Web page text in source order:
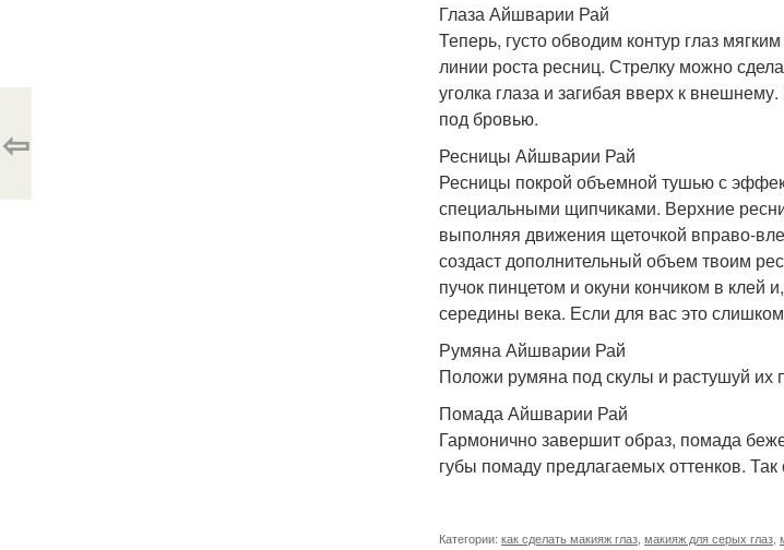
Глаза Айшварии Рай
Теперь, густо обводим контур глаз
линии роста ресниц. Стрелку можно
уголка глаза и загибая вверх к
под бровью.
Ресницы Айшварии Рай
Ресницы покрой объемной тушью с
специальными щипчиками. Верхние
выполняя движения щеточкой вправо-
создаст дополнительный объем твоим
пучок пинцетом и окуни кончиком в
середины века. Если для вас это
Румяна Айшварии Рай
Положи румяна под скулы и растушуй их
Помада Айшварии Рай
Гармонично завершит образ, помада
губы помаду предлагаемых оттенков.
Категории: как сделать макияж глаз макияж для серых глаз
⇦